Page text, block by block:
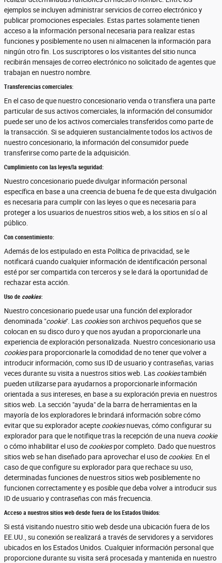
ejemplos se incluyen administrar servicios de correo electrónico y
publicar promociones especiales. Estas partes solamente tienen
acceso a la información personal necesaria para realizar estas
funciones y posiblemente no usen ni almacenen la información para
ningún otro fin. Los suscriptores o los visitantes del sitio nunca
recibirán mensajes de correo electrónico no solicitado de agentes que
trabajan en nuestro nombre.
Transferencias comerciales:
En el caso de que nuestro concesionario venda o transfiera una parte
particular de sus activos comerciales, la información del consumidor
puede ser uno de los activos comerciales transferidos como parte de
la transacción. Si se adquieren sustancialmente todos los activos de
nuestro concesionario, la información del consumidor puede
transferirse como parte de la adquisición.
Cumplimiento con las leyes/la seguridad:
Nuestro concesionario puede divulgar información personal
específica en base a una creencia de buena fe de que esta divulgación
es necesaria para cumplir con las leyes o que es necesaria para
proteger a los usuarios de nuestros sitios web, a los sitios en sí o al
público.
Con consentimiento:
Además de los estipulado en esta Política de privacidad, se le
notificará cuando cualquier información de identificación personal
esté por ser compartida con terceros y se le dará la oportunidad de
rechazar esta acción.
Uso de cookies:
Nuestro concesionario puede usar una función del explorador
denominada "cookie". Las cookiesson archivos pequeños que se
colocan en su disco duro y que nos ayudan a proporcionarle una
experiencia de exploración personalizada. Nuestro concesionario usa
cookiespara proporcionarle la comodidad de no tener que volver a
introducir información, como sus ID de usuario y contraseñas, varias
veces durante su visita a nuestros sitios web. Las cookiestambién
pueden utilizarse para ayudarnos a proporcionarle información
orientada a sus intereses, en base a su exploración previa en nuestros
sitios web. La sección "ayuda" de la barra de herramientas en la
mayoría de los exploradores le brindará información sobre cómo
evitar que su explorador acepte cookiesnuevas, cómo configurar su
explorador para que le notifique tras la recepción de una nueva cookie
o cómo inhabilitar el uso de cookiespor completo. Dado que nuestros
sitios web se han diseñado para aprovechar el uso de cookies. En el
caso de que configure su explorador para que rechace su uso,
determinadas funciones de nuestros sitios web posiblemente no
funcionen correctamente y es posible que deba volver a introducir sus
ID de usuario y contraseñas con más frecuencia.
Acceso a nuestros sitios web desde fuera de los Estados Unidos:
Si está visitando nuestro sitio web desde una ubicación fuera de los
EE.UU., su conexión se realizará a través de servidores y a servidores
ubicados en los Estados Unidos. Cualquier información personal que
proporcione durante su visita será procesada y mantenida en nuestro